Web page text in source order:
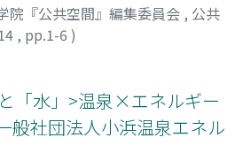
院『公共空間』編集委員会 , 公共
, pp.1-6 )
「水」>温泉×エネルギー
般社団法人小浜温泉エネル